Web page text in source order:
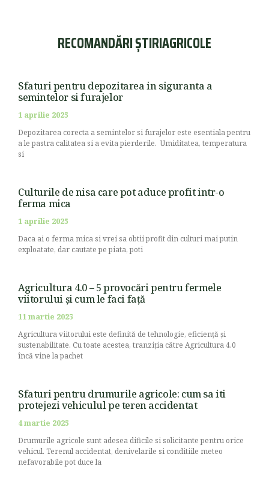
RECOMANDĂRI ȘTIRIAGRICOLE
Sfaturi pentru depozitarea in siguranta a
semintelor si furajelor
1 aprilie 2025
Depozitarea corecta a semintelor si furajelor este esentiala pentru
a le pastra calitatea si a evita pierderile. Umiditatea, temperatura
si
Culturile de nisa care pot aduce profit intr-o
ferma mica
1 aprilie 2025
Daca ai o ferma mica si vrei sa obtii profit din culturi mai putin
exploatate, dar cautate pe piata, poti
Agricultura 4.0 – 5 provocări pentru fermele
viitorului și cum le faci față
11 martie 2025
Agricultura viitorului este definită de tehnologie, eficiență și
sustenabilitate. Cu toate acestea, tranziția către Agricultura 4.0
încă vine la pachet
Sfaturi pentru drumurile agricole: cum sa iti
protejezi vehiculul pe teren accidentat
4 martie 2025
Drumurile agricole sunt adesea dificile si solicitante pentru orice
vehicul. Terenul accidentat, denivelarile si conditiile meteo
nefavorabile pot duce la